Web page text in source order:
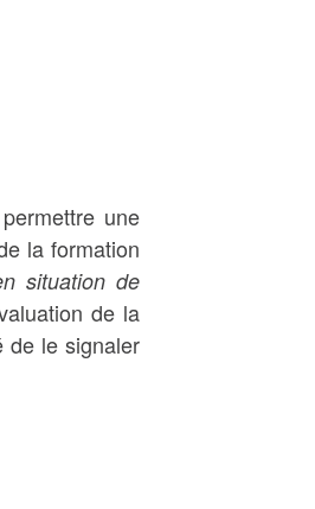
une
la formation
situation de
de la
de le signaler